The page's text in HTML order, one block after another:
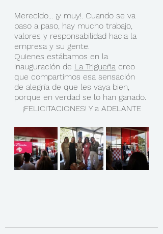
Merecido... ¡y muy!. Cuando se va
paso a paso, hay mucho trabajo,
valores y responsabilidad hacia la
empresa y su gente.
Quienes estábamos en la
inauguración de La Trigueña creo
que compartimos esa sensación
de alegría de que les vaya bien,
porque en verdad se lo han ganado.
¡FELICITACIONES! Y a ADELANTE